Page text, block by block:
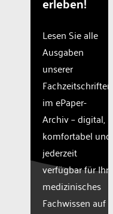
Lesen Sie alle
Ausgaben
unserer
Fachzeitschriften
im ePaper-
Archiv – digital,
komfortabel und
jederzeit
verfügbar für Ihr
medizinisches
Fachwissen auf